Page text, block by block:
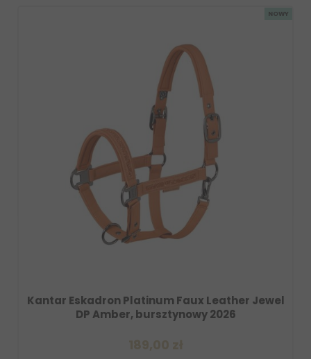
Faux Leather Jewel
2026
Zabawka dla konia
Amber,